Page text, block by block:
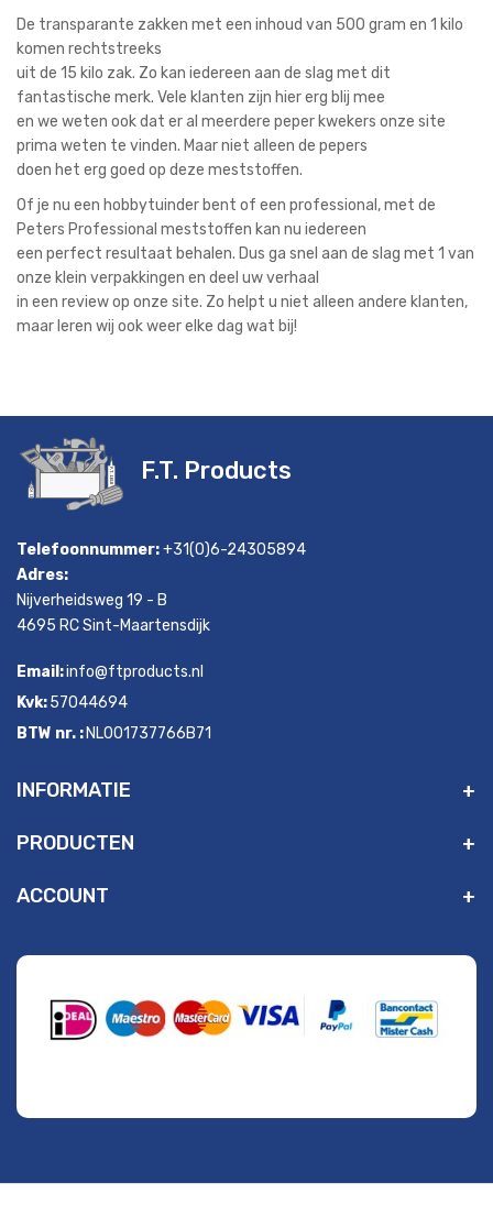
De transparante zakken met een inhoud van 500 gram en 1 kilo
komen rechtstreeks
uit de 15 kilo zak. Zo kan iedereen aan de slag met dit
fantastische merk. Vele klanten zijn hier erg blij mee
en we weten ook dat er al meerdere peper kwekers onze site
prima weten te vinden. Maar niet alleen de pepers
doen het erg goed op deze meststoffen.
Of je nu een hobbytuinder bent of een professional, met de
Peters Professional meststoffen kan nu iedereen
een perfect resultaat behalen. Dus ga snel aan de slag met 1 van
onze klein verpakkingen en deel uw verhaal
in een review op onze site. Zo helpt u niet alleen andere klanten,
maar leren wij ook weer elke dag wat bij!
F.T. Products
Telefoonnummer:+31(0)6-24305894
Adres:
Nijverheidsweg 19 - B
4695 RC Sint-Maartensdijk
Email:info@ftproducts.nl
Kvk:57044694
BTW nr. : NL001737766B71
INFORMATIE
PRODUCTEN
ACCOUNT